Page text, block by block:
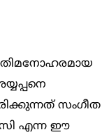
സംഗീത
എന്ന ഈ